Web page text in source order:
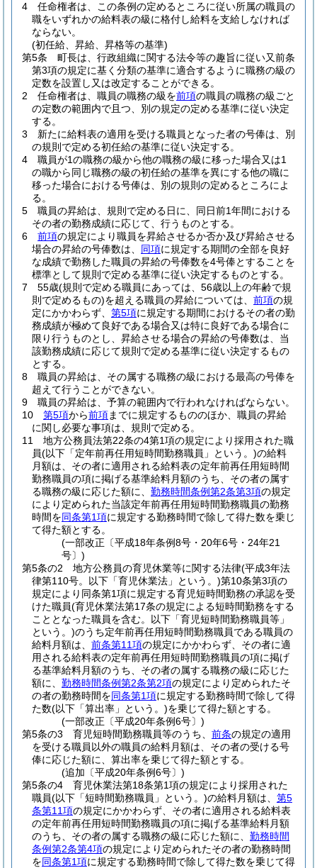
4
任命権者は、この条例の定めるところに従い所属の職員の
職をいずれかの給料表の級に格付し給料を支給しなければ
ならない。
(初任給、昇給、昇格等の基準)
第5条
町長は、行政組織に関する法令等の趣旨に従い又前条
第3項の規定に基く分類の基準に適合するように職務の級の
定数を設置し又は改定することができる。
2
任命権者は、職員の職務の級を前項の職員の職務の級ごと
の定数の範囲内で且つ、別の規定の定める基準に従い決定
する。
3
新たに給料表の適用を受ける職員となった者の号俸は、別
の規則で定める初任給の基準に従い決定する。
4
職員が1の職務の級から他の職務の級に移った場合又は1
の職から同じ職務の級の初任給の基準を異にする他の職に
移った場合における号俸は、別の規則の定めるところによ
る。
5
職員の昇給は、規則で定める日に、同日前1年間における
その者の勤務成績に応じて、行うものとする。
6
前項の規定により職員を昇給させるか否か及び昇給させる
場合の昇給の号俸数は、 同項に規定する期間の全部を良好
な成績で勤務した職員の昇給の号俸数を4号俸とすることを
標準として規則で定める基準に従い決定するものとする。
7
55歳(規則で定める職員にあっては、56歳以上の年齢で規
則で定めるもの)を超える職員の昇給については、 前項の規
定にかかわらず、 第5項に規定する期間におけるその者の勤
務成績が極めて良好である場合又は特に良好である場合に
限り行うものとし、昇給させる場合の昇給の号俸数は、当
該勤務成績に応じて規則で定める基準に従い決定するもの
とする。
8
職員の昇給は、その属する職務の級における最高の号俸を
超えて行うことができない。
9
職員の昇給は、予算の範囲内で行われなければならない。
10
第5項から前項までに規定するもののほか、職員の昇給
に関し必要な事項は、規則で定める。
11
地方公務員法第22条の4第1項の規定により採用された職
員(以下「定年前再任用短時間勤務職員」という。)の給料
月額は、その者に適用される給料表の定年前再任用短時間
勤務職員の項に掲げる基準給料月額のうち、その者の属す
る職務の級に応じた額に、 勤務時間条例第2条第3項の規定
により定められた当該定年前再任用短時間勤務職員の勤務
時間を同条第1項に規定する勤務時間で除して得た数を乗じ
て得た額とする。
(一部改正〔平成18年条例8号・20年6号・24年21
号〕)
第5条の2
地方公務員の育児休業等に関する法律(平成3年法
律第110号。以下「育児休業法」という。)第10条第3項の
規定により同条第1項に規定する育児短時間勤務の承認を受
けた職員(育児休業法第17条の規定による短時間勤務をする
こととなった職員を含む。以下「育児短時間勤務職員等」
という。)のうち定年前再任用短時間勤務職員である職員の
給料月額は、 前条第11項の規定にかかわらず、その者に適
用される給料表の定年前再任用短時間勤務職員の項に掲げ
る基準給料月額のうち、その者の属する職務の級に応じた
額に、 勤務時間条例第2条第2項の規定により定められたそ
の者の勤務時間を同条第1項に規定する勤務時間で除して得
た数(以下「算出率」という。)を乗じて得た額とする。
(一部改正〔平成20年条例6号〕)
第5条の3
育児短時間勤務職員等のうち、 前条の規定の適用
を受ける職員以外の職員の給料月額は、その者の受ける号
俸に応じた額に、算出率を乗じて得た額とする。
(追加〔平成20年条例6号〕)
第5条の4
育児休業法第18条第1項の規定により採用された
職員(以下「短時間勤務職員」という。)の給料月額は、 第5
条第11項の規定にかかわらず、その者に適用される給料表
の定年前再任用短時間勤務職員の項に掲げる基準給料月額
のうち、その者の属する職務の級に応じた額に、 勤務時間
条例第2条第4項の規定により定められたその者の勤務時間
を同条第1項に規定する勤務時間で除して得た数を乗じて得